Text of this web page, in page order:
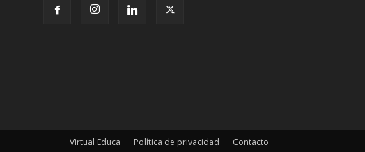
Virtual Educa Política de privacidad Contacto